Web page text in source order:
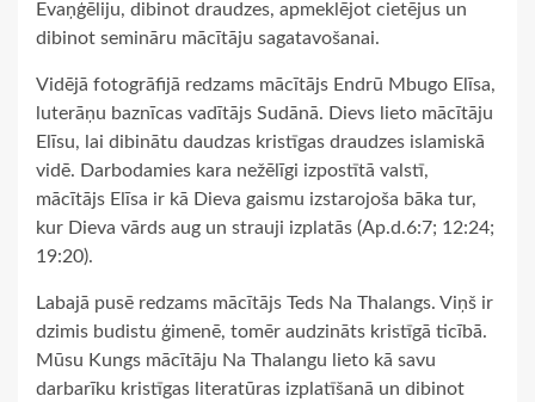
Evaņģēliju, dibinot draudzes, apmeklējot cietējus un
dibinot semināru mācītāju sagatavošanai.
Vidējā fotogrāfijā redzams mācītājs Endrū Mbugo Elīsa,
luterāņu baznīcas vadītājs Sudānā. Dievs lieto mācītāju
Elīsu, lai dibinātu daudzas kristīgas draudzes islamiskā
vidē. Darbodamies kara nežēlīgi izpostītā valstī,
mācītājs Elīsa ir kā Dieva gaismu izstarojoša bāka tur,
kur Dieva vārds aug un strauji izplatās (Ap.d.6:7; 12:24;
19:20).
Labajā pusē redzams mācītājs Teds Na Thalangs. Viņš ir
dzimis budistu ģimenē, tomēr audzināts kristīgā ticībā.
Mūsu Kungs mācītāju Na Thalangu lieto kā savu
darbarīku kristīgas literatūras izplatīšanā un dibinot